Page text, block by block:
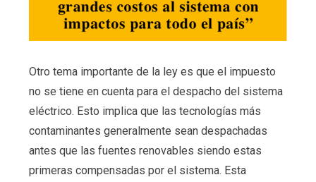
Otro tema importante de la ley es que el impuesto
no se tiene en cuenta para el despacho del sistema
eléctrico. Esto implica que las tecnologías más
contaminantes generalmente sean despachadas
antes que las fuentes renovables siendo estas
primeras compensadas por el sistema. Esta